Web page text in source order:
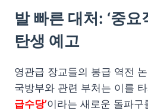
발 빠른 대처: ‘중요
탄생 예고
영관급 장교들의 봉급 역전
국방부와 관련 부처는 이를
급수당’이라는 새로운 돌파